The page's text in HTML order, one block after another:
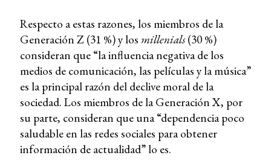
Respecto a estas razones, los miembros de la
Generación Z (31 %) y los millenials(30 %)
consideran que “la influencia negativa de los
medios de comunicación, las películas y la música”
es la principal razón del declive moral de la
sociedad. Los miembros de la Generación X, por
su parte, consideran que una “dependencia poco
saludable en las redes sociales para obtener
información de actualidad” lo es.